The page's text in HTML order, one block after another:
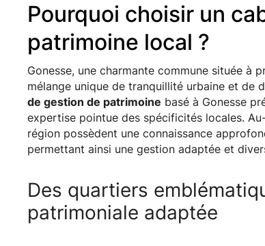
Pourquoi choisir un
patrimoine local ?
Gonesse, une charmante commune située à
mélange unique de tranquillité urbaine et de
de gestion de patrimoine basé à Gonesse
expertise pointue des spécificités locales.
région possèdent une connaissance
permettant ainsi une gestion adaptée et
Des quartiers
patrimoniale adaptée